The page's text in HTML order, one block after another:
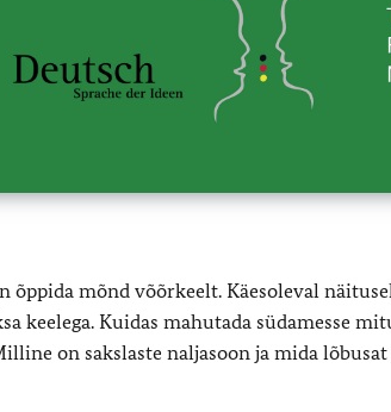
mõnd võõrkeelt. Käesoleval
keelega. Kuidas mahutada südamesse
on sakslaste naljasoon ja mida